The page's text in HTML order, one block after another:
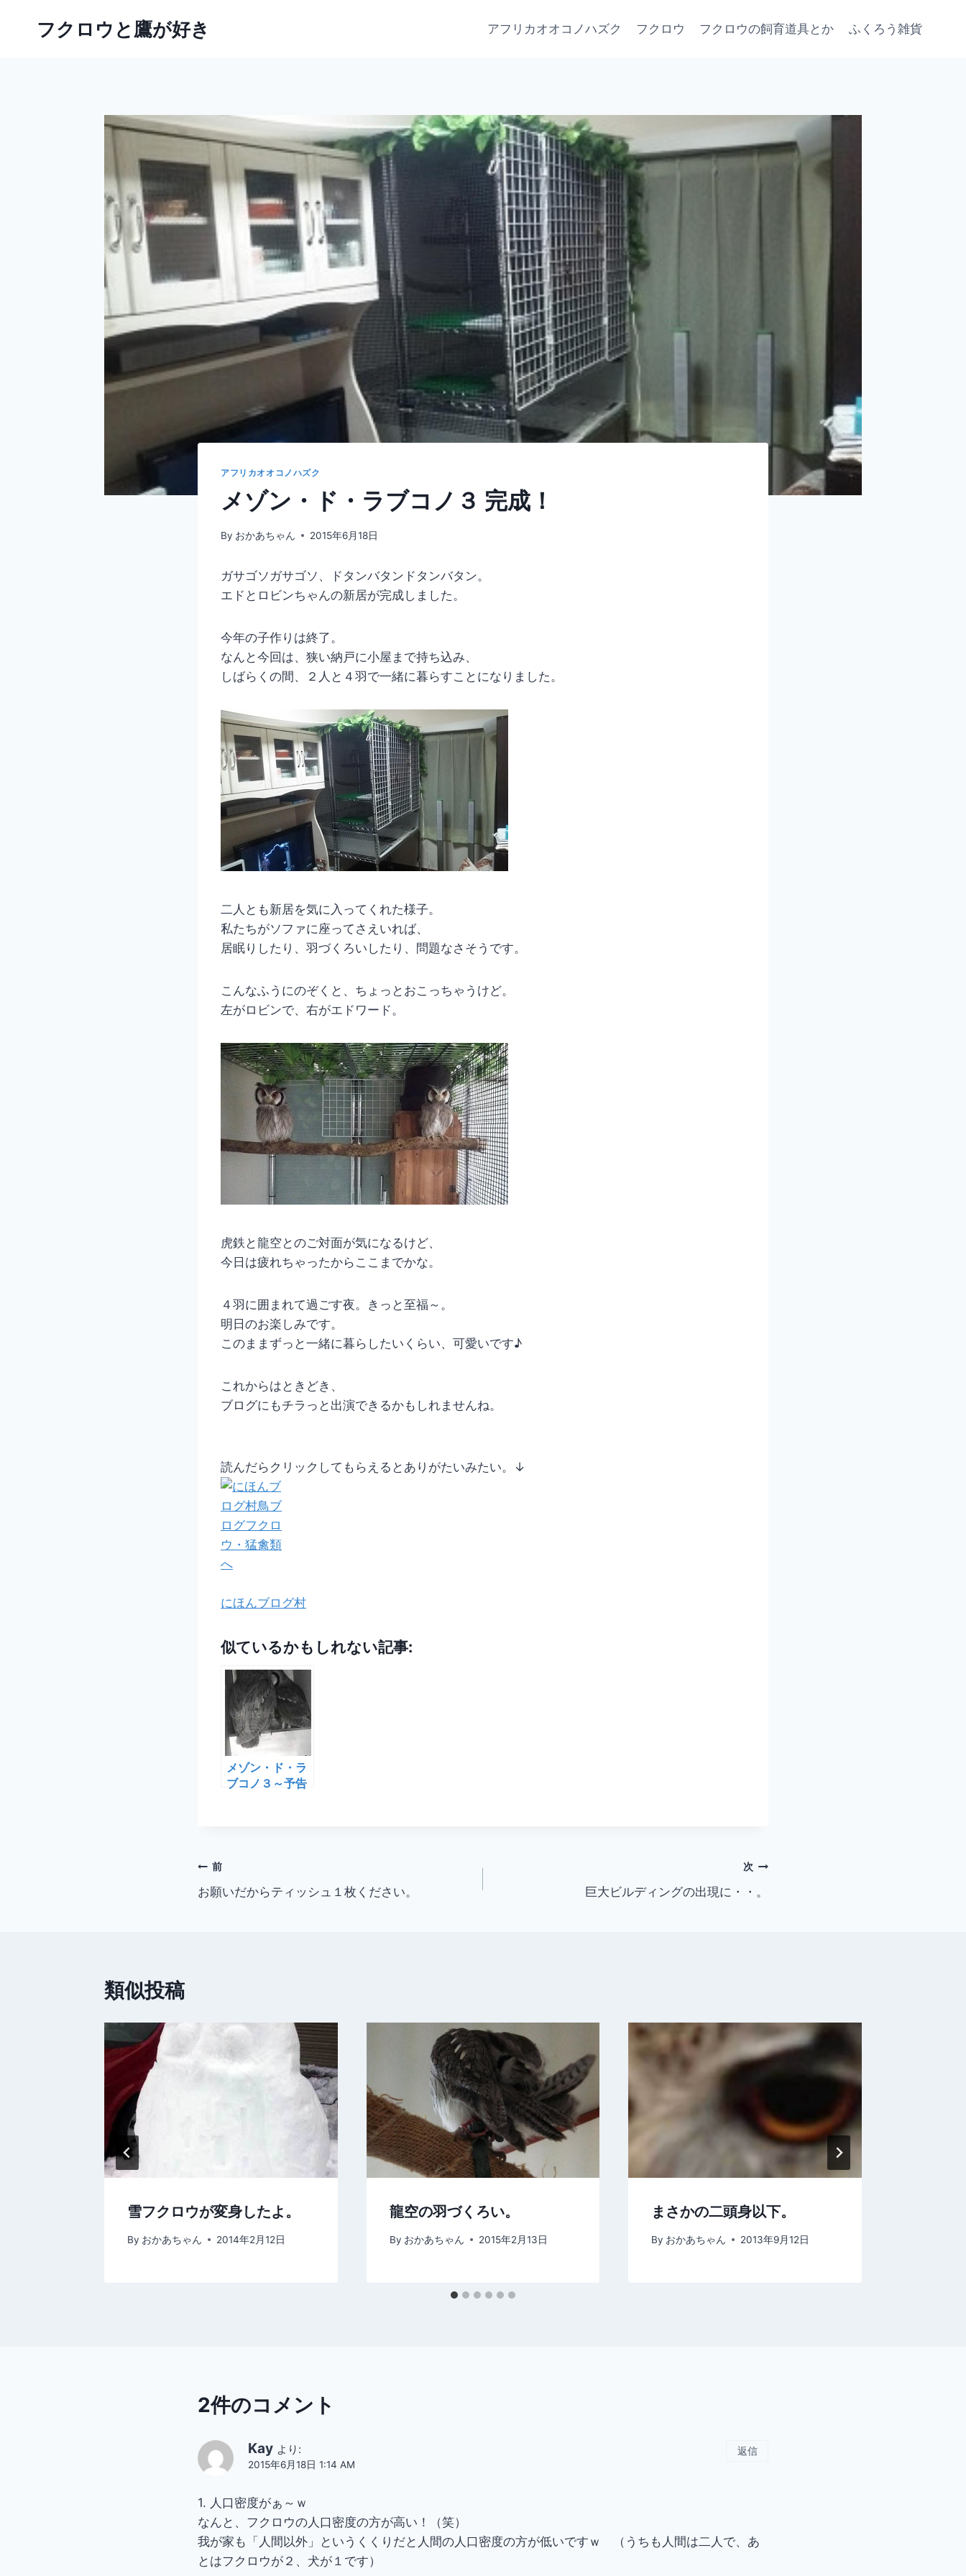
フクロウと鷹が好き アフリカオオコノハズク フクロウ フクロウの飼育道具とか ふくろう雑貨
アフリカオオコノハズク
メゾン・ド・ラブコノ３ 完成！
By おかあちゃん 2015年6月18日
ガサゴソガサゴソ、ドタンバタンドタンバタン。
エドとロビンちゃんの新居が完成しました。
今年の子作りは終了。
なんと今回は、狭い納戸に小屋まで持ち込み、
しばらくの間、２人と４羽で一緒に暮らすことになりました。
二人とも新居を気に入ってくれた様子。
私たちがソファに座ってさえいれば、
居眠りしたり、羽づくろいしたり、問題なさそうです。
こんなふうにのぞくと、ちょっとおこっちゃうけど。
左がロビンで、右がエドワード。
虎鉄と龍空とのご対面が気になるけど、
今日は疲れちゃったからここまでかな。
４羽に囲まれて過ごす夜。きっと至福～。
明日のお楽しみです。
このままずっと一緒に暮らしたいくらい、可愛いです♪
これからはときどき、
ブログにもチラっと出演できるかもしれませんね。
読んだらクリックしてもらえるとありがたいみたい。↓
にほんブログ村
似ているかもしれない記事:
メゾン・ド・ラ
ブコノ３～予告
投
稿
ー
シ
ョ
前
お願いだからティッシュ１枚ください。
次
巨大ビルディングの出現に・・。
類似投稿
雪フクロウが変身したよ。
By おかあちゃん 2014年2月12日
龍空の羽づくろい。
By おかあちゃん 2015年2月13日
まさかの二頭身以下。
By おかあちゃん 2013年9月12日
2件のコメント
Kay より:
2015年6月18日 1:14 AM
1. 人口密度がぁ～ｗ
なんと、フクロウの人口密度の方が高い！（笑）
我が家も「人間以外」というくくりだと人間の人口密度の方が低いですｗ （うちも人間は二人で、あ
とはフクロウが２、犬が１です）
返信